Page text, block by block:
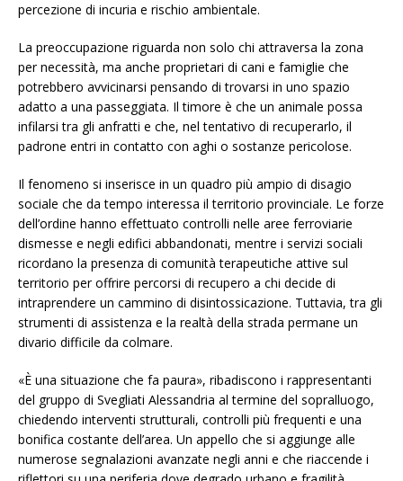
percezione di incuria e rischio ambientale.
La preoccupazione riguarda non solo chi attraversa la zona
per necessità, ma anche proprietari di cani e famiglie che
potrebbero avvicinarsi pensando di trovarsi in uno spazio
adatto a una passeggiata. Il timore è che un animale possa
infilarsi tra gli anfratti e che, nel tentativo di recuperarlo, il
padrone entri in contatto con aghi o sostanze pericolose.
Il fenomeno si inserisce in un quadro più ampio di disagio
sociale che da tempo interessa il territorio provinciale. Le forze
dell’ordine hanno effettuato controlli nelle aree ferroviarie
dismesse e negli edifici abbandonati, mentre i servizi sociali
ricordano la presenza di comunità terapeutiche attive sul
territorio per offrire percorsi di recupero a chi decide di
intraprendere un cammino di disintossicazione. Tuttavia, tra gli
strumenti di assistenza e la realtà della strada permane un
divario difficile da colmare.
«È una situazione che fa paura», ribadiscono i rappresentanti
del gruppo di Svegliati Alessandria al termine del sopralluogo,
chiedendo interventi strutturali, controlli più frequenti e una
bonifica costante dell’area. Un appello che si aggiunge alle
numerose segnalazioni avanzate negli anni e che riaccende i